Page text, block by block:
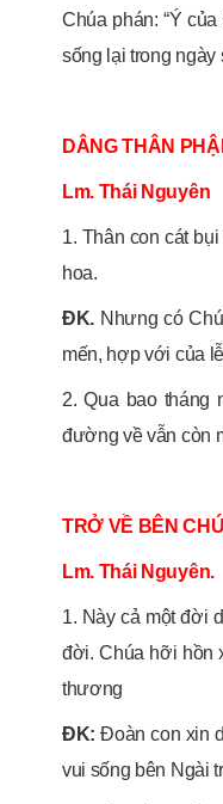
Chúa phán: “Ý
sống lại trong ngày
DÂNG THÂN
Lm. Thái Nguyên
1. Thân con cát
hoa.
ĐK. Nhưng có
mến, hợp với của
2. Qua bao tháng
đường về vẫn còn
TRỞ VỀ BÊN
Lm. Thái Nguyên.
1. Này cả một đời
đời. Chúa hỡi hồn
thương
ĐK: Đoàn con xin
vui sống bên Ngài